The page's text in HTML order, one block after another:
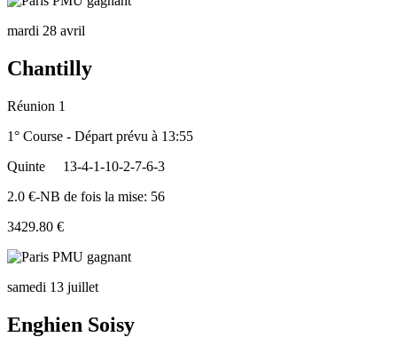
mardi 28 avril
Chantilly
Réunion 1
1° Course - Départ prévu à 13:55
Quinte
13-4-1-10-2-7-6-3
2.0 €-NB de fois la mise: 56
3429.80 €
samedi 13 juillet
Enghien Soisy